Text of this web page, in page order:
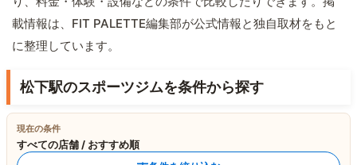
載情報は、FIT PALETTE編集部が公式情報と独自取材をもと
に整理しています。
松下駅のスポーツジムを条件から探す
現在の条件
すべての店舗 / おすすめ順